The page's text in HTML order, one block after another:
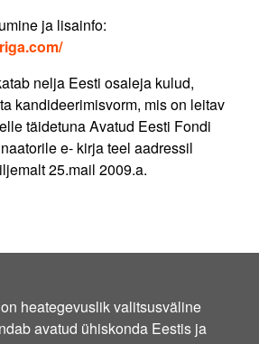
ja lisainfo:
nelja Eesti osaleja kulud,
kandideerimisvorm, mis on leitav
täidetuna Avatud Eesti Fondi
e- kirja teel aadressil
25.mail 2009.a.
heategevuslik valitsusväline
avatud ühiskonda Eestis ja